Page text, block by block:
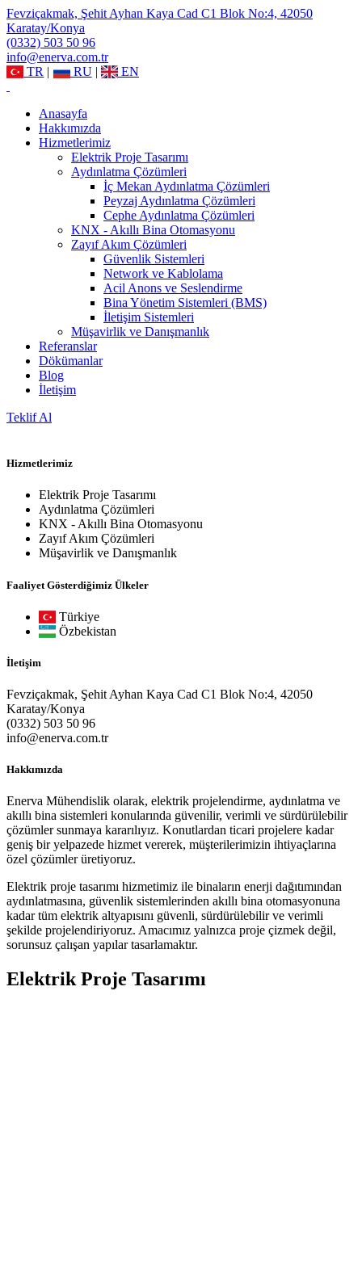
Fevziçakmak, Şehit Ayhan Kaya Cad C1 Blok No:4, 42050
Karatay/Konya
(0332) 503 50 96
info@enerva.com.tr
TR | RU | EN
Anasayfa
Hakkımızda
Hizmetlerimiz
Elektrik Proje Tasarımı
Aydınlatma Çözümleri
İç Mekan Aydınlatma Çözümleri
Peyzaj Aydınlatma Çözümleri
Cephe Aydınlatma Çözümleri
KNX - Akıllı Bina Otomasyonu
Zayıf Akım Çözümleri
Güvenlik Sistemleri
Network ve Kablolama
Acil Anons ve Seslendirme
Bina Yönetim Sistemleri (BMS)
İletişim Sistemleri
Müşavirlik ve Danışmanlık
Referanslar
Dökümanlar
Blog
İletişim
Teklif Al
Hizmetlerimiz
Elektrik Proje Tasarımı
Aydınlatma Çözümleri
KNX - Akıllı Bina Otomasyonu
Zayıf Akım Çözümleri
Müşavirlik ve Danışmanlık
Faaliyet Gösterdiğimiz Ülkeler
Türkiye
Özbekistan
İletişim
Fevziçakmak, Şehit Ayhan Kaya Cad C1 Blok No:4, 42050
Karatay/Konya
(0332) 503 50 96
info@enerva.com.tr
Hakkımızda
Enerva Mühendislik olarak, elektrik projelendirme, aydınlatma ve
akıllı bina sistemleri konularında güvenilir, verimli ve sürdürülebilir
çözümler sunmaya kararılıyız. Konutlardan ticari projelere kadar
geniş bir yelpazede hizmet vererek, müşterilerimizin ihtiyaçlarına
özel çözümler üretiyoruz.
Elektrik proje tasarımı hizmetimiz ile binaların enerji dağıtımından
aydınlatmasına, güvenlik sistemlerinden akıllı bina otomasyonuna
kadar tüm elektrik altyapısını güvenli, sürdürülebilir ve verimli
şekilde projelendiriyoruz. Amacımız yalnızca proje çizmek değil,
sorunsuz çalışan yapılar tasarlamaktır.
Elektrik Proje Tasarımı